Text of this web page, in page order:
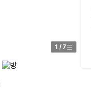
1 / 7